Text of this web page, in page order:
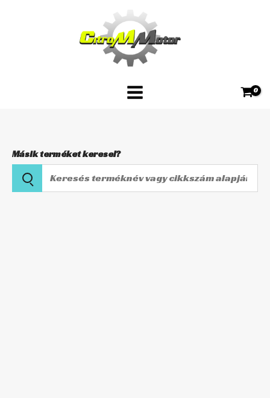
Másik terméket keresel?
Keresés
terméknév